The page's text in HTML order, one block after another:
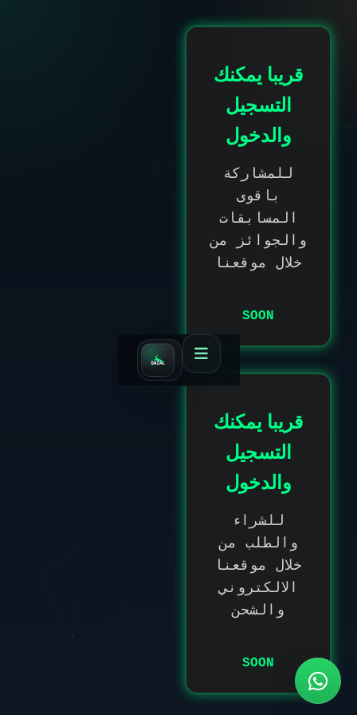
قريبا يمكنك
التسجيل
والدخول
للمشاركة
باقوى
المسابقات
والجوائز من
خلال موقعنا
SOON
قريبا يمكنك
التسجيل
والدخول
للشراء
والطلب من
خلال موقعنا
الالكتروني
والشحن
SOON